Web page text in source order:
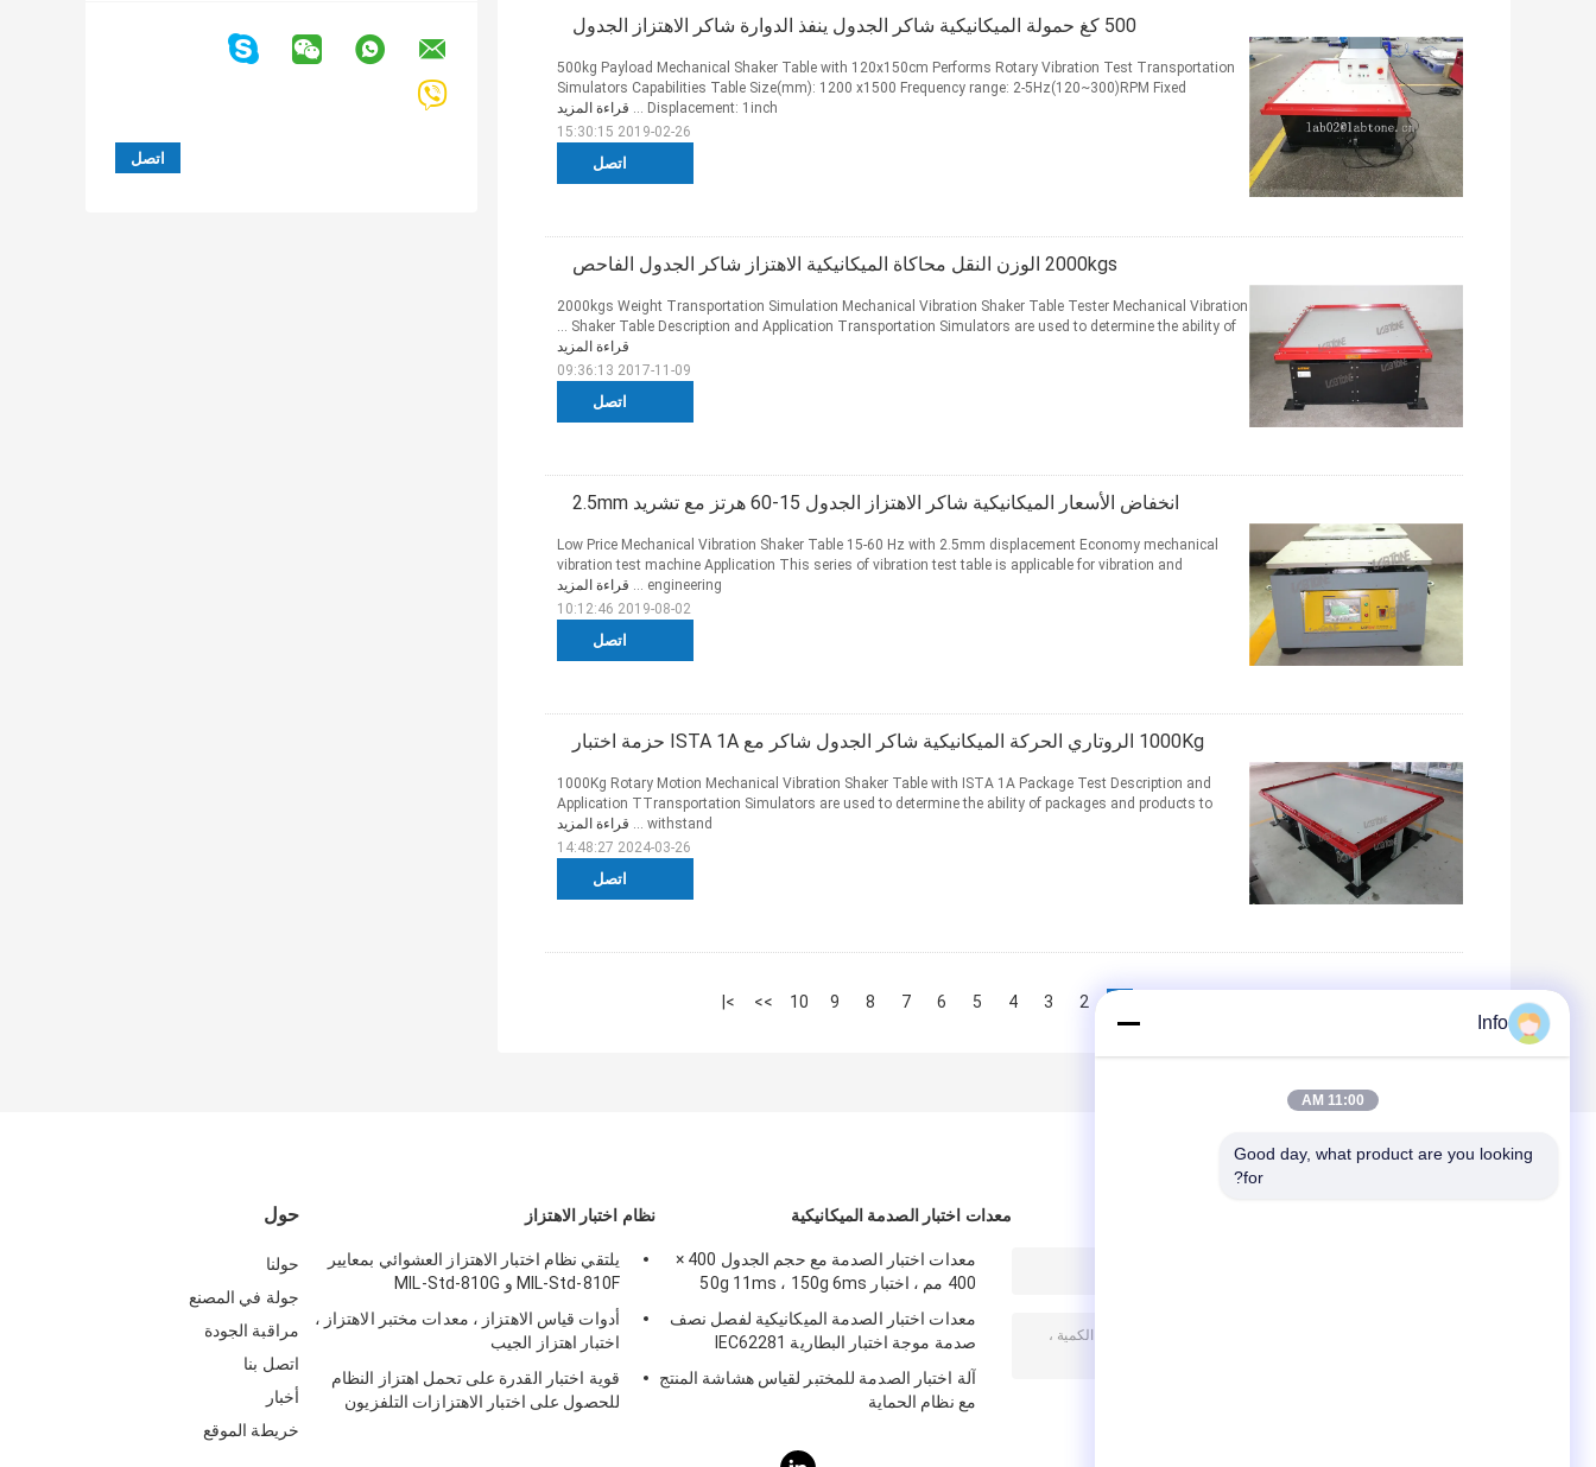
500 كغ حمولة الميكانيكية شاكر الجدول ينفذ الدوارة شاكر الاهتزاز الجدول
اتصل
500kg Payload Mechanical Shaker Table with 120x150cm Performs Rotary Vibration Test Transportation
Simulators Capabilities Table Size(mm): 1200 x1500 Frequency range: 2-5Hz(120~300)RPM Fixed
Displacement: 1inch ...
قراءة المزيد
2019-02-26 15:30:15
2000kgs الوزن النقل محاكاة الميكانيكية الاهتزاز شاكر الجدول الفاحص
اتصل
2000kgs Weight Transportation Simulation Mechanical Vibration Shaker Table Tester Mechanical Vibration
Shaker Table Description and Application Transportation Simulators are used to determine the ability of ...
قراءة المزيد
2017-11-09 09:36:13
انخفاض الأسعار الميكانيكية شاكر الاهتزاز الجدول 15-60 هرتز مع تشريد 2.5mm
اتصل
Low Price Mechanical Vibration Shaker Table 15-60 Hz with 2.5mm displacement Economy mechanical
vibration test machine Application This series of vibration test table is applicable for vibration and
engineering ...
قراءة المزيد
2019-08-02 10:12:46
1000Kg الروتاري الحركة الميكانيكية شاكر الجدول شاكر مع ISTA 1A حزمة اختبار
اتصل
1000Kg Rotary Motion Mechanical Vibration Shaker Table with ISTA 1A Package Test Description and
Application TTransportation Simulators are used to determine the ability of packages and products to
withstand ...
قراءة المزيد
2024-03-26 14:48:27
2
3
4
5
6
7
8
9
10
>>
>|
حول
حولنا
جولة في المصنع
مراقبة الجودة
اتصل بنا
أخبار
خريطة الموقع
نظام اختبار الاهتزاز
يلتقي نظام اختبار الاهتزاز العشوائي بمعايير
MIL-Std-810F و MIL-Std-810G
أدوات قياس الاهتزاز ، معدات مختبر الاهتزاز ،
اختبار اهتزاز الجيب
قوية اختبار القدرة على تحمل اهتزاز النظام
للحصول على اختبار الاهتزازات التلفزيون
معدات اختبار الصدمة الميكانيكية
معدات اختبار الصدمة مع حجم الجدول 400 ×
400 مم ، اختبار 50g 11ms ، 150g 6ms
معدات اختبار الصدمة الميكانيكية لفصل نصف
صدمة موجة اختبار البطارية IEC62281
آلة اختبار الصدمة للمختبر لقياس هشاشة المنتج
مع نظام الحماية
Info
11:00 AM
Good day, what product are you looking
for?